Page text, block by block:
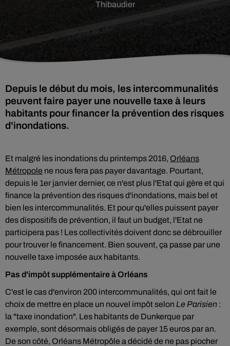
Thibaudier
Depuis le début du mois, les intercommunalités
peuvent faire payer une nouvelle taxe à leurs
habitants pour financer la prévention des risques
d'inondations.
Et malgré les inondations du printemps 2016, Orléans
Métropole ne nous fera pas payer davantage. Pourtant,
depuis le 1er janvier dernier, ce n'est plus l'Etat qui gère et qui
finance la prévention des risques d'inondations, mais bel et
bien les intercommunalités. Et pour qu'elles puissent payer
des dispositifs de prévention, il faut un budget, l'Etat ne
participera pas ! Les collectivités doivent donc se débrouiller
pour trouver le financement. Bien souvent, ça passe par une
nouvelle taxe imposée aux habitants.
Pas d'impôt supplémentaire à Orléans
C'est le cas d'environ 200 intercommunalités, qui ont fait le
choix de mettre en place un nouvel impôt selon Le Parisien :
la "taxe inondation". Les habitants de Dunkerque par
exemple, sont désormais obligés de payer 15 euros par an.
De son côté, Orléans Métropôle a décidé de ne pas piocher